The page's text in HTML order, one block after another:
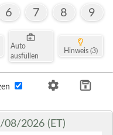
6 7 8 9
Auto
ausfüllen
Hinweis (3)
08/2026 (ET)